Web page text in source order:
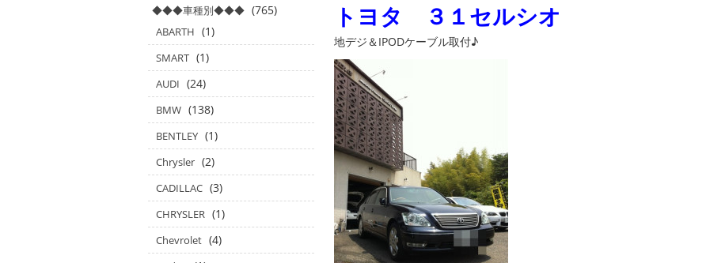
トヨタ ３１セルシオ
地デジ＆IPODケーブル取付♪
◆◆◆車種別◆◆◆ (765)
ABARTH (1)
SMART (1)
AUDI (24)
BMW (138)
BENTLEY (1)
Chrysler (2)
CADILLAC (3)
CHRYSLER (1)
Chevrolet (4)